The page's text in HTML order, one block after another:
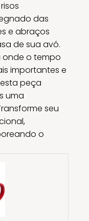
das
e abraços
de sua avó.
o tempo
importantes e
peça
uma
seu
o